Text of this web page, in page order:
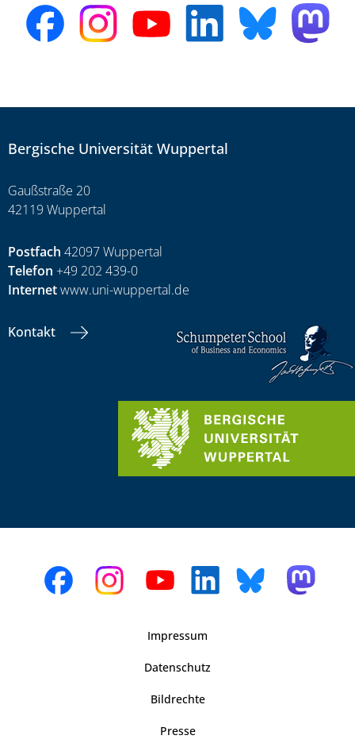
Bergische Universität Wuppertal
Gaußstraße 20
42119 Wuppertal
Postfach 42097 Wuppertal
Telefon +49 202 439-0
Internetwww.uni-wuppertal.de
Kontakt
Impressum
Datenschutz
Bildrechte
Presse